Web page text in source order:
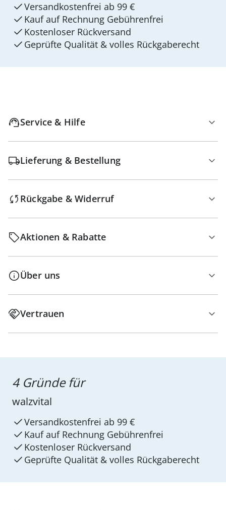
Versandkostenfrei ab 99 €
Kauf auf Rechnung Gebührenfrei
Kostenloser Rückversand
Geprüfte Qualität & volles Rückgaberecht
Service & Hilfe
Lieferung & Bestellung
Rückgabe & Widerruf
Aktionen & Rabatte
Über uns
Vertrauen
4 Gründe für
walzvital
Versandkostenfrei ab 99 €
Kauf auf Rechnung Gebührenfrei
Kostenloser Rückversand
Geprüfte Qualität & volles Rückgaberecht